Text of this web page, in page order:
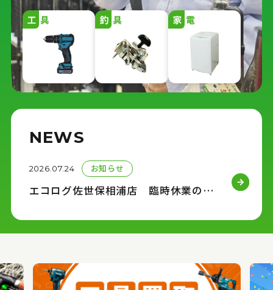
NEWS
2026.07.24 お知らせ
エコログ佐世保相浦店 臨時休業のお知らせ